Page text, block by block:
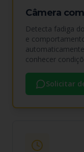
Câmera
Detecta fadiga
e
conhecer
Solicitar